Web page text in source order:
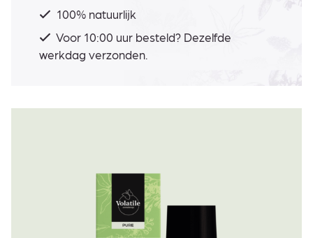
100% natuurlijk
Voor 10:00 uur besteld? Dezelfde
werkdag verzonden.